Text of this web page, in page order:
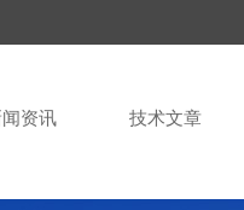
资讯 技术文章